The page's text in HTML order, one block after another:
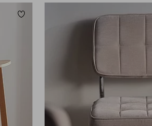
Lisää suosikkeihin